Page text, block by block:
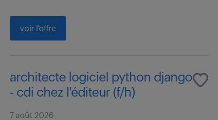
voir l'offre
architecte logiciel python django
- cdi chez l'éditeur (f/h)
7 août 2026